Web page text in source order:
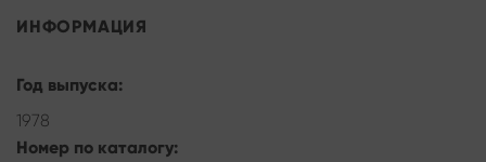
ИНФОРМАЦИЯ
Год выпуска:
1978
Номер по каталогу: